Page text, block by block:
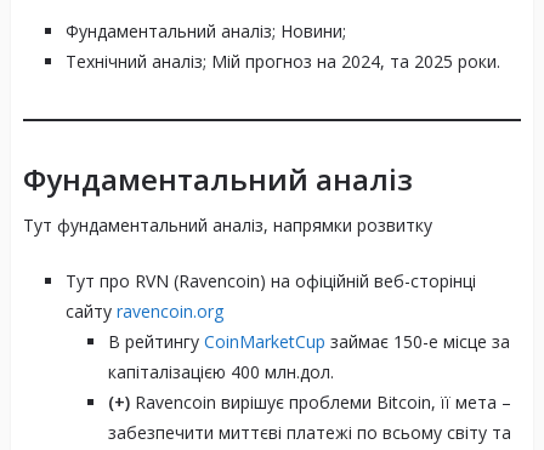
Фундаментальний аналіз; Новини;
Технічний аналіз; Мій прогноз на 2024, та 2025 роки.
Фундаментальний аналіз
Тут фундаментальний аналіз, напрямки розвитку
Тут про RVN (Ravencoin) на офіційній веб-сторінці
сайту ravencoin.org
В рейтингу CoinMarketCup займає 150-е місце за
капіталізацією 400 млн.дол.
(+)Ravencoin вирішує проблеми Bitcoin, її мета –
забезпечити миттєві платежі по всьому світу та